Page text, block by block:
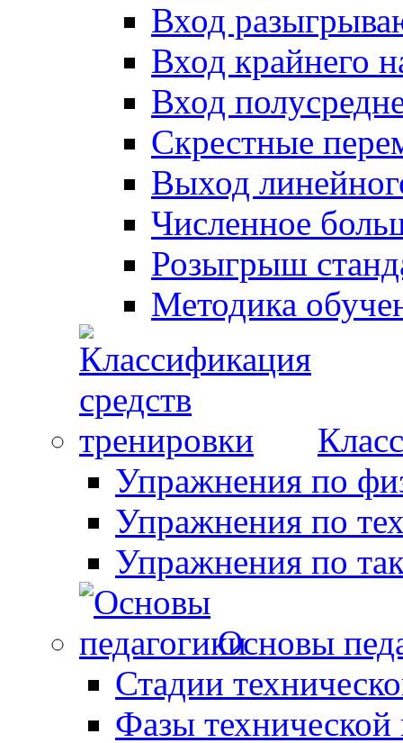
Вход
Вход крайнего
Вход
Скрестные
Выход
Численное
Розыгрыш
Методика
Упражнения по
Упражнения по
Упражнения по
Основы
Стадии
Фазы технической